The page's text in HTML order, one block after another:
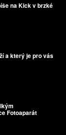
na Kick v brzké
a který je pro vás
Fotoaparát